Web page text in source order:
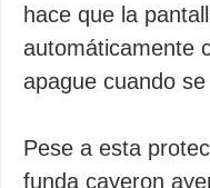
hace que la
automáticamente
apague cuando
Pese a esta
funda cayeron